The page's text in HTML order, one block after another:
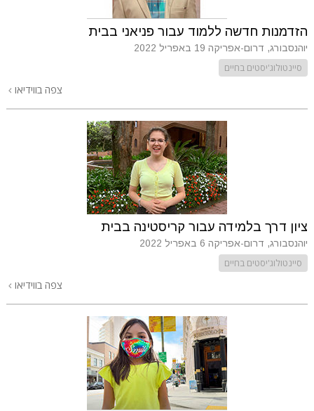
הזדמנות חדשה ללמוד עבור פניאני בבית
יוהנסבורג, דרום-אפריקה 19 באפריל 2022
סיינטולוג'יסטים בחיים
צפה בווידיאו
ציון דרך בלמידה עבור קריסטינה בבית
יוהנסבורג, דרום-אפריקה 6 באפריל 2022
סיינטולוג'יסטים בחיים
צפה בווידיאו